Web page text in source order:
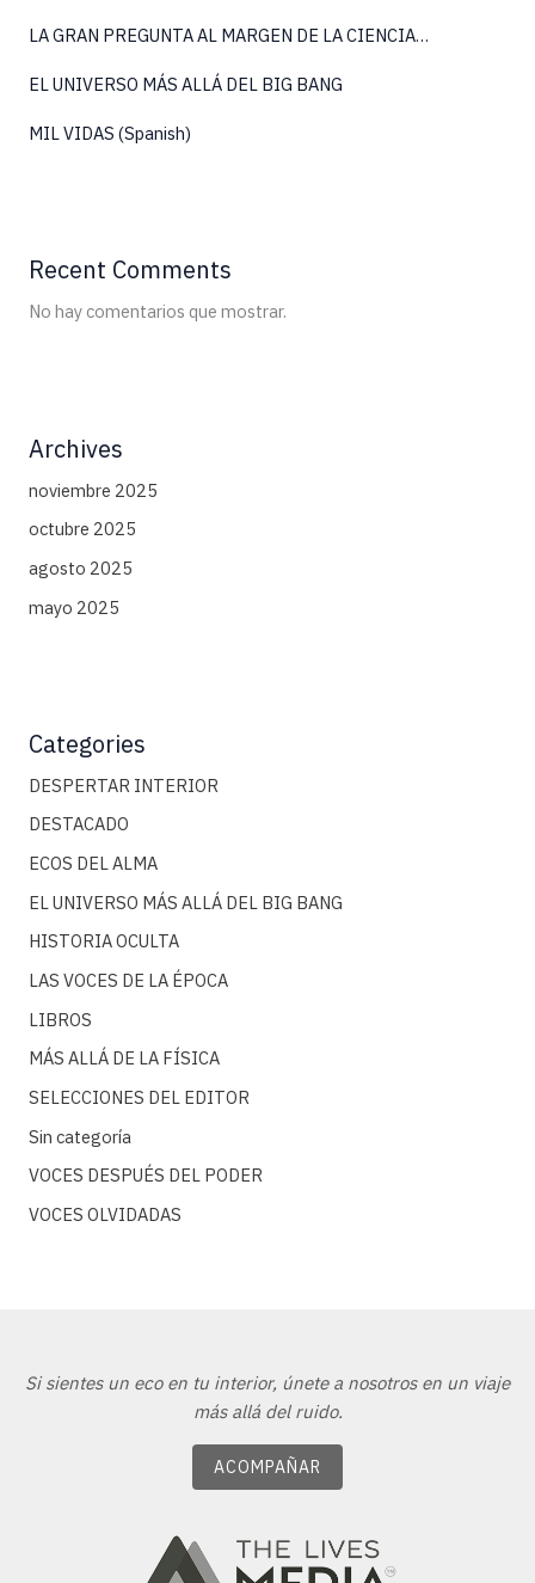
LA GRAN PREGUNTA AL MARGEN DE LA CIENCIA…
EL UNIVERSO MÁS ALLÁ DEL BIG BANG
MIL VIDAS (Spanish)
Recent Comments
No hay comentarios que mostrar.
Archives
noviembre 2025
octubre 2025
agosto 2025
mayo 2025
Categories
DESPERTAR INTERIOR
DESTACADO
ECOS DEL ALMA
EL UNIVERSO MÁS ALLÁ DEL BIG BANG
HISTORIA OCULTA
LAS VOCES DE LA ÉPOCA
LIBROS
MÁS ALLÁ DE LA FÍSICA
SELECCIONES DEL EDITOR
Sin categoría
VOCES DESPUÉS DEL PODER
VOCES OLVIDADAS
Si sientes un eco en tu interior, únete a nosotros en un viaje
más allá del ruido.
ACOMPAÑAR